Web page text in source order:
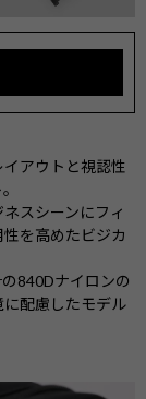
アウトと視認性
スシーンにフィ
を高めたビジカ
840Dナイロンの
配慮したモデル